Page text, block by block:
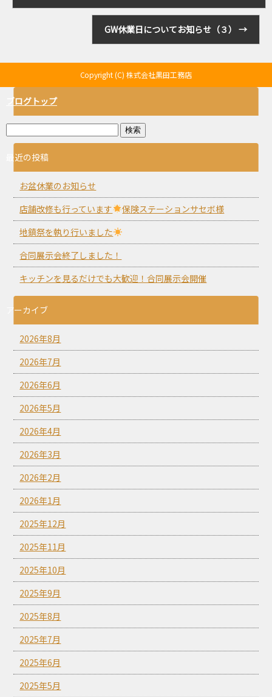
GW休業日についてお知らせ（３） →
Copyright (C) 株式会社黒田工務店
ブログトップ
最近の投稿
お盆休業のお知らせ
店舗改修も行っています
保険ステーションサセボ様
地鎮祭を執り行いました
合同展示会終了しました！
キッチンを見るだけでも大歓迎！合同展示会開催
アーカイブ
2026年8月
2026年7月
2026年6月
2026年5月
2026年4月
2026年3月
2026年2月
2026年1月
2025年12月
2025年11月
2025年10月
2025年9月
2025年8月
2025年7月
2025年6月
2025年5月